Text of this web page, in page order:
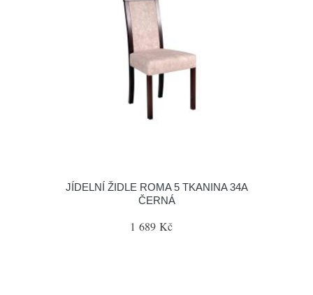
JÍDELNÍ ŽIDLE ROMA 5 TKANINA 34A
ČERNÁ
1 689 Kč